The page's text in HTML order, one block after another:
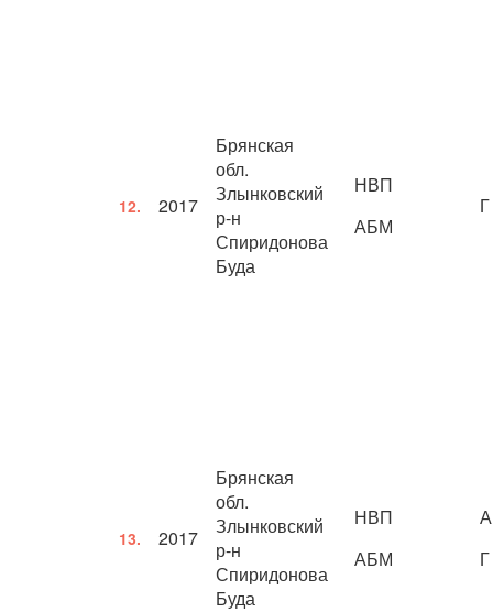
12. 2017
Брянская
обл.
Злынковский
р-н
Спиридонова
Буда
НВП
АБМ
Г
13. 2017
Брянская
обл.
Злынковский
р-н
Спиридонова
Буда
НВП
АБМ
А
Г